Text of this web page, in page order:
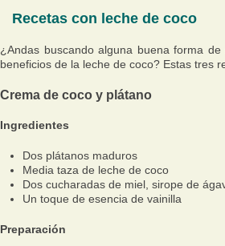
Recetas con leche de coco
¿Andas buscando alguna buena forma
beneficios de la leche de coco? Estas tres
Crema de coco y plátano
Ingredientes
Dos plátanos maduros
Media taza de leche de coco
Dos cucharadas de miel, sirope de
Un toque de esencia de vainilla
Preparación